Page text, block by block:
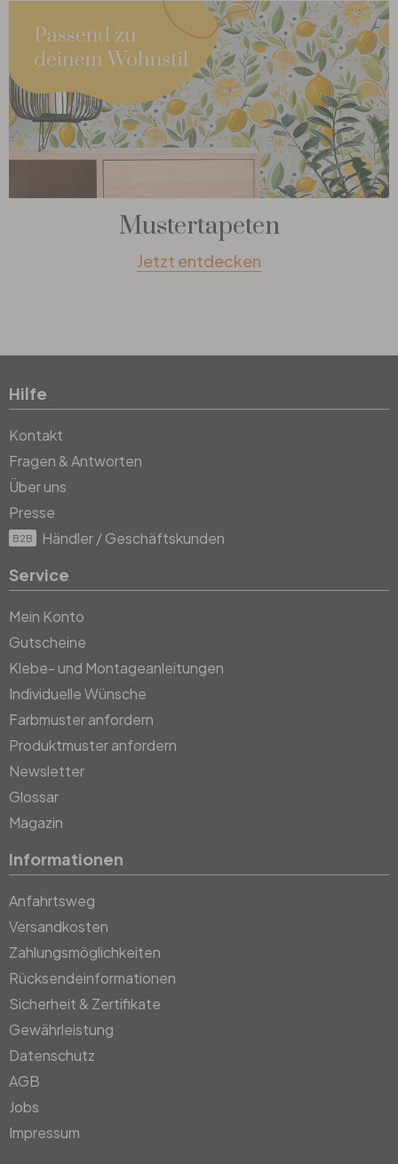
Mustertapeten
Jetzt entdecken
Hilfe
Kontakt
Fragen & Antworten
Über uns
Presse
B2B Händler / Geschäftskunden
Service
Mein Konto
Gutscheine
Klebe- und Montageanleitungen
Individuelle Wünsche
Farbmuster anfordern
Produktmuster anfordern
Newsletter
Glossar
Magazin
Informationen
Anfahrtsweg
Versandkosten
Zahlungsmöglichkeiten
Rücksendeinformationen
Sicherheit & Zertifikate
Gewährleistung
Datenschutz
AGB
Jobs
Impressum